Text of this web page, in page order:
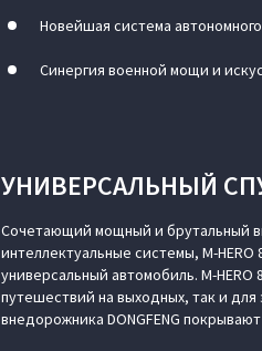
Новейшая система
Синергия военной мощи и
УНИВЕРСАЛЬНЫЙ
Сочетающий мощный и брутальный
интеллектуальные системы,
универсальный автомобиль.
путешествий на выходных, так и
внедорожника DONGFENG